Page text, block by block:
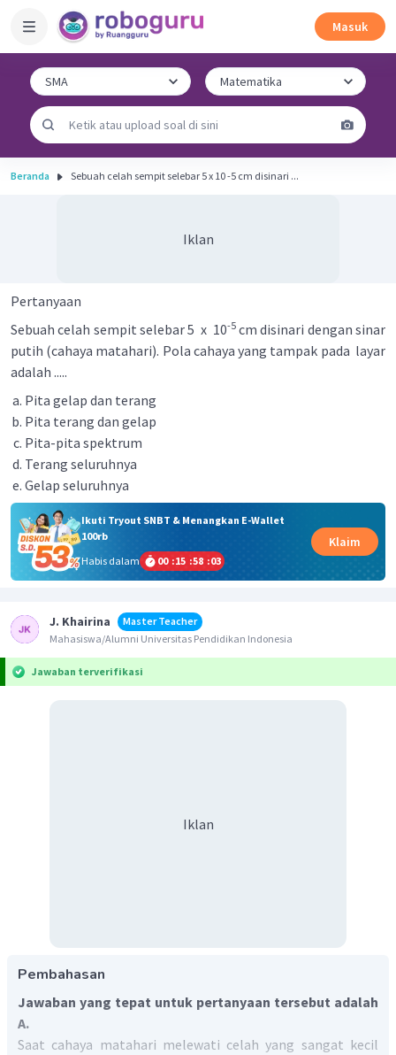
Masuk
Beranda Sebuah celah sempit selebar 5 x 10 -5 cm disinari ...
Iklan
Pertanyaan
Sebuah celah sempit selebar 5 x 10-5cm disinari dengan sinar
putih (cahaya matahari). Pola cahaya yang tampak pada layar
adalah .....
Pita gelap dan terang
Pita terang dan gelap
Pita-pita spektrum
Terang seluruhnya
Gelap seluruhnya
Ikuti Tryout SNBT & Menangkan E-Wallet
100rb
Habis dalam
00 :15 :58 :03
Klaim
J. Khairina
Master Teacher
Mahasiswa/Alumni Universitas Pendidikan Indonesia
Jawaban terverifikasi
Iklan
Pembahasan
Jawaban yang tepat untuk pertanyaan tersebut adalah
A.
Saat cahaya matahari melewati celah yang sangat kecil